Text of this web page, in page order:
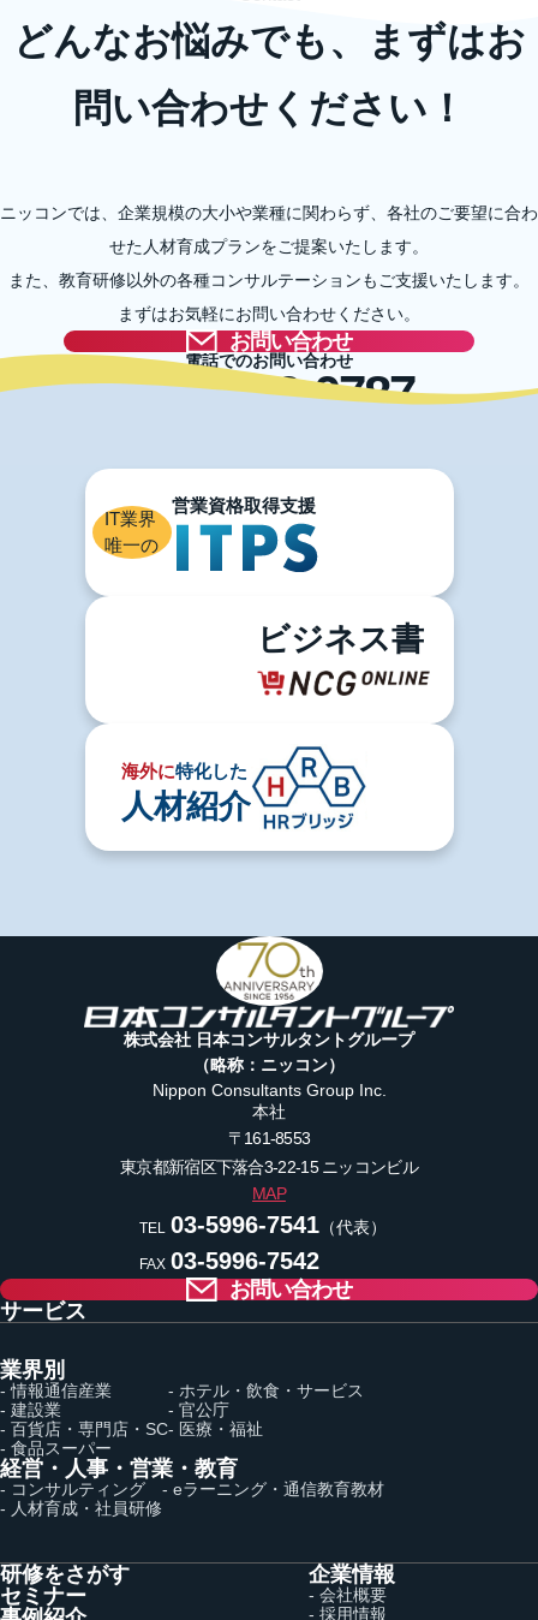
どんなお悩みでも、まずはお
問い合わせください！
ニッコンでは、企業規模の大小や業種に関わらず、各社のご要望に合わ
せた人材育成プランをご提案いたします。
また、教育研修以外の各種コンサルテーションもご支援いたします。
まずはお気軽にお問い合わせください。
お問い合わせ
電話でのお問い合わせ
03-5996-0787
IT業界
唯一の
ビジネス書
海外に特化した
人材紹介
株式会社 日本コンサルタントグループ
（略称：ニッコン）
Nippon Consultants Group Inc.
本社
〒161-8553
東京都新宿区下落合3-22-15ニッコンビル
MAP
TEL 03-5996-7541（代表）
FAX 03-5996-7542
お問い合わせ
サービス
業界別
- 情報通信産業
- 建設業
- 百貨店・専門店・SC
- 食品スーパー
- ホテル・飲食・サービス
- 官公庁
- 医療・福祉
経営・人事・営業・教育
- コンサルティング
- 人材育成・社員研修
- eラーニング・通信教育教材
研修をさがす
セミナー
企業情報
- 会社概要
- 採用情報